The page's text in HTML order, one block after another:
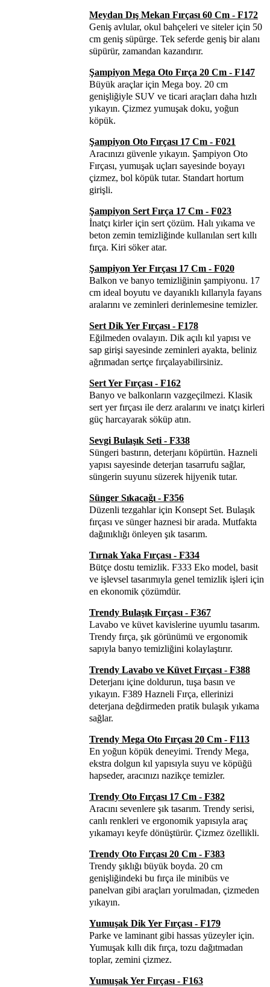
Meydan Dış Mekan Fırçası 60 Cm - F172
Geniş avlular, okul bahçeleri ve siteler için 50
cm geniş süpürge. Tek seferde geniş bir alanı
süpürür, zamandan kazandırır.
Şampiyon Mega Oto Fırça 20 Cm - F147
Büyük araçlar için Mega boy. 20 cm
genişliğiyle SUV ve ticari araçları daha hızlı
yıkayın. Çizmez yumuşak doku, yoğun
köpük.
Şampiyon Oto Fırçası 17 Cm - F021
Aracınızı güvenle yıkayın. Şampiyon Oto
Fırçası, yumuşak uçları sayesinde boyayı
çizmez, bol köpük tutar. Standart hortum
girişli.
Şampiyon Sert Fırça 17 Cm - F023
İnatçı kirler için sert çözüm. Halı yıkama ve
beton zemin temizliğinde kullanılan sert kıllı
fırça. Kiri söker atar.
Şampiyon Yer Fırçası 17 Cm - F020
Balkon ve banyo temizliğinin şampiyonu. 17
cm ideal boyutu ve dayanıklı kıllarıyla fayans
aralarını ve zeminleri derinlemesine temizler.
Sert Dik Yer Fırçası - F178
Eğilmeden ovalayın. Dik açılı kıl yapısı ve
sap girişi sayesinde zeminleri ayakta, beliniz
ağrımadan sertçe fırçalayabilirsiniz.
Sert Yer Fırçası - F162
Banyo ve balkonların vazgeçilmezi. Klasik
sert yer fırçası ile derz aralarını ve inatçı kirleri
güç harcayarak söküp atın.
Sevgi Bulaşık Seti - F338
Süngeri bastırın, deterjanı köpürtün. Hazneli
yapısı sayesinde deterjan tasarrufu sağlar,
süngerin suyunu süzerek hijyenik tutar.
Sünger Sıkacağı - F356
Düzenli tezgahlar için Konsept Set. Bulaşık
fırçası ve sünger haznesi bir arada. Mutfakta
dağınıklığı önleyen şık tasarım.
Tırnak Yaka Fırçası - F334
Bütçe dostu temizlik. F333 Eko model, basit
ve işlevsel tasarımıyla genel temizlik işleri için
en ekonomik çözümdür.
Trendy Bulaşık Fırçası - F367
Lavabo ve küvet kavislerine uyumlu tasarım.
Trendy fırça, şık görünümü ve ergonomik
sapıyla banyo temizliğini kolaylaştırır.
Trendy Lavabo ve Küvet Fırçası - F388
Deterjanı içine doldurun, tuşa basın ve
yıkayın. F389 Hazneli Fırça, ellerinizi
deterjana değdirmeden pratik bulaşık yıkama
sağlar.
Trendy Mega Oto Fırçası 20 Cm - F113
En yoğun köpük deneyimi. Trendy Mega,
ekstra dolgun kıl yapısıyla suyu ve köpüğü
hapseder, aracınızı nazikçe temizler.
Trendy Oto Fırçası 17 Cm - F382
Aracını sevenlere şık tasarım. Trendy serisi,
canlı renkleri ve ergonomik yapısıyla araç
yıkamayı keyfe dönüştürür. Çizmez özellikli.
Trendy Oto Fırçası 20 Cm - F383
Trendy şıklığı büyük boyda. 20 cm
genişliğindeki bu fırça ile minibüs ve
panelvan gibi araçları yorulmadan, çizmeden
yıkayın.
Yumuşak Dik Yer Fırçası - F179
Parke ve laminant gibi hassas yüzeyler için.
Yumuşak kıllı dik fırça, tozu dağıtmadan
toplar, zemini çizmez.
Yumuşak Yer Fırçası - F163